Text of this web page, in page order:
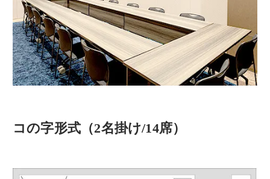
コの字形式（2名掛け/14席）